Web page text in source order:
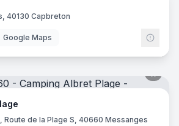
40130 Capbreton
Google Maps
Route de la Plage S, 40660 Messanges